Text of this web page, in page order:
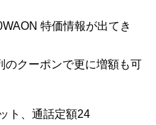
特価情報が出てき
のクーポンで更に増額も可
ト、通話定額24